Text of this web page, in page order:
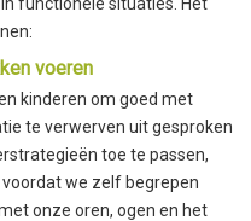
voeren
kinderen om goed met
te verwerven uit gesproken
toe te passen,
we zelf begrepen
onze oren, ogen en het